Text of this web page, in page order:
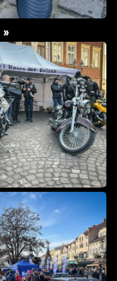
»